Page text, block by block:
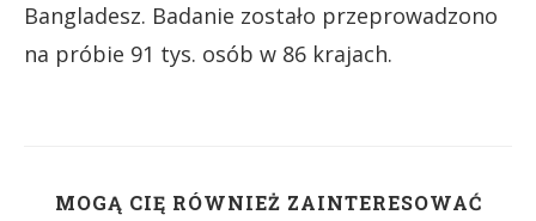
Bangladesz. Badanie zostało przeprowadzono
na próbie 91 tys. osób w 86 krajach.
MOGĄ CIĘ RÓWNIEŻ ZAINTERESOWAĆ